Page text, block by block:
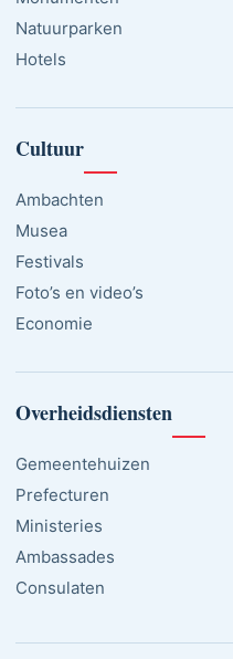
Natuurparken
Hotels
Cultuur
Ambachten
Musea
Festivals
Foto’s en video’s
Economie
Overheidsdiensten
Gemeentehuizen
Prefecturen
Ministeries
Ambassades
Consulaten